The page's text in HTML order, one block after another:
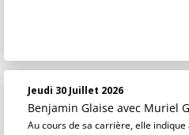
Jeudi 30 Juillet 2026
Benjamin Glaise avec Muriel
Au cours de sa carrière, elle